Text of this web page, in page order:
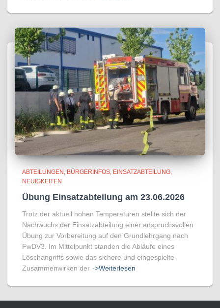
ABTEILUNGEN BÜRGERINFOS EINSATZABTEILUNG
NEUIGKEITEN
Übung Einsatzabteilung am 23.06.2026
Trotz der aktuell hohen Temperaturen stellte sich der
Nachwuchs der Einsatzabteilung einer anspruchsvollen
Übung zur Vorbereitung auf den Grundlehrgang nach
FwDV3. Im Mittelpunkt standen die Abläufe eines
Löschangriffs sowie das sichere und eingespielte
Zusammenwirken der ->Weiterlesen